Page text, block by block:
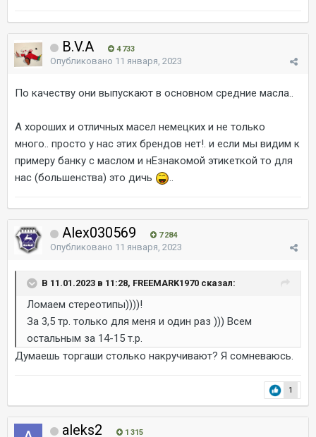
B.V.A 4 733
Опубликовано 11 января, 2023
По качеству они выпускают в основном средние масла..
А хороших и отличных масел немецких и не только
много.. просто у нас этих брендов нет!. и если мы видим к
примеру банку с маслом и нЕзнакомой этикеткой то для
нас (большенства) это дичь
..
Alex030569 7 284
Опубликовано 11 января, 2023
В 11.01.2023 в 11:28, FREEMARK1970 сказал:
Ломаем стереотипы))))!
За 3,5 тр. только для меня и один раз ))) Всем
остальным за 14-15 т.р.
Думаешь торгаши столько накручивают? Я сомневаюсь.
1
aleks2 1 315